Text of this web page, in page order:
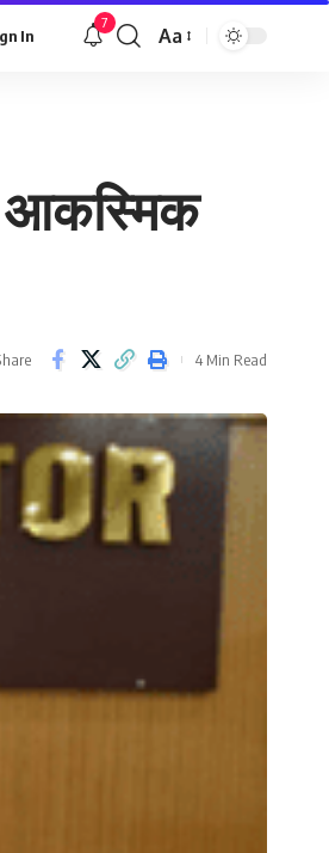
In
7
Font
Aa
आकस्मिक
4 Min Read